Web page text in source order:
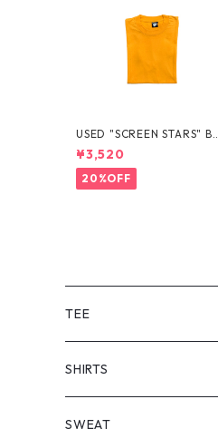
USED "SCREEN STARS" BL
ANK TEE
¥3,520
20%OFF
TEE
SHORT SLEEVE
LONG SLEEVE
SHIRTS
SHORT SLEEVE
SWEAT